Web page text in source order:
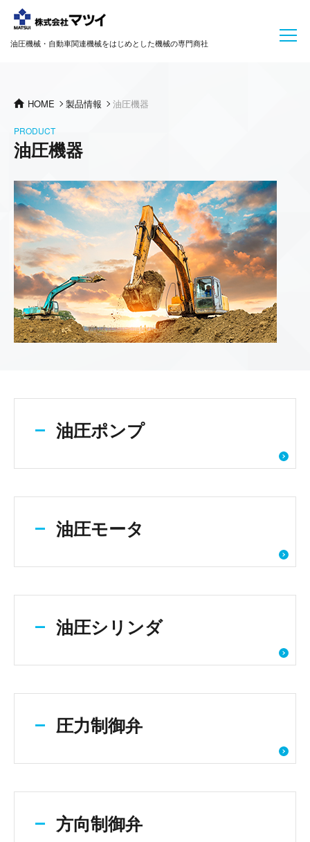
油圧機械・自動車関連機械をはじめとした機械の専門商社
HOME 製品情報 油圧機器
PRODUCT
油圧機器
油圧ポンプ
油圧モータ
油圧シリンダ
圧力制御弁
方向制御弁